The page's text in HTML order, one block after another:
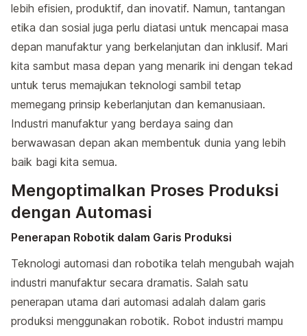
lebih efisien, produktif, dan inovatif. Namun, tantangan
etika dan sosial juga perlu diatasi untuk mencapai masa
depan manufaktur yang berkelanjutan dan inklusif. Mari
kita sambut masa depan yang menarik ini dengan tekad
untuk terus memajukan teknologi sambil tetap
memegang prinsip keberlanjutan dan kemanusiaan.
Industri manufaktur yang berdaya saing dan
berwawasan depan akan membentuk dunia yang lebih
baik bagi kita semua.
Mengoptimalkan Proses Produksi
dengan Automasi
Penerapan Robotik dalam Garis Produksi
Teknologi automasi dan robotika telah mengubah wajah
industri manufaktur secara dramatis. Salah satu
penerapan utama dari automasi adalah dalam garis
produksi menggunakan robotik. Robot industri mampu